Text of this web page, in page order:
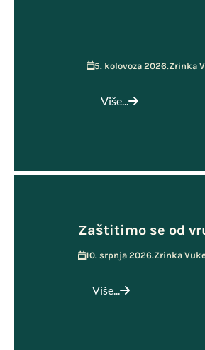
5. kolovoza 2026.Zrinka
Više...
Zaštitimo se od
10. srpnja 2026.Zrinka
Više...